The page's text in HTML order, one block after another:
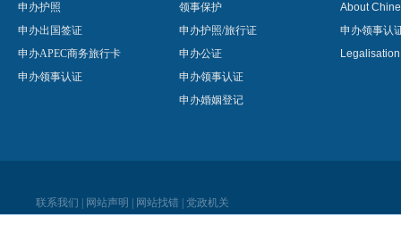
申办护照
申办出国签证
申办APEC商务旅行卡
申办领事认证
领事保护
申办护照/旅行证
申办公证
申办领事认证
申办婚姻登记
About
申办领事认
联系我们 网站声明 网站找错 党政机关